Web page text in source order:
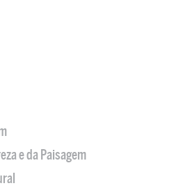
e da Paisagem